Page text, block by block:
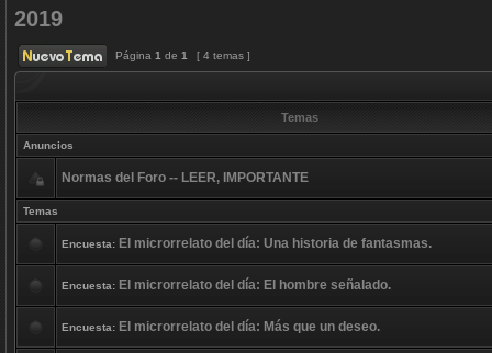
2019
Página 1 de 1 [ 4 temas ]
Temas
Anuncios
Normas del Foro -- LEER, IMPORTANTE
Temas
Encuesta: El microrrelato del día: Una historia de fantasmas.
Encuesta: El microrrelato del día: El hombre señalado.
Encuesta: El microrrelato del día: Más que un deseo.